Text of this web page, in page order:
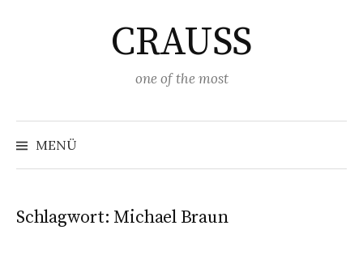
CRAUSS
one of the most
MENÜ
Suchen
Schlagwort: Michael Braun